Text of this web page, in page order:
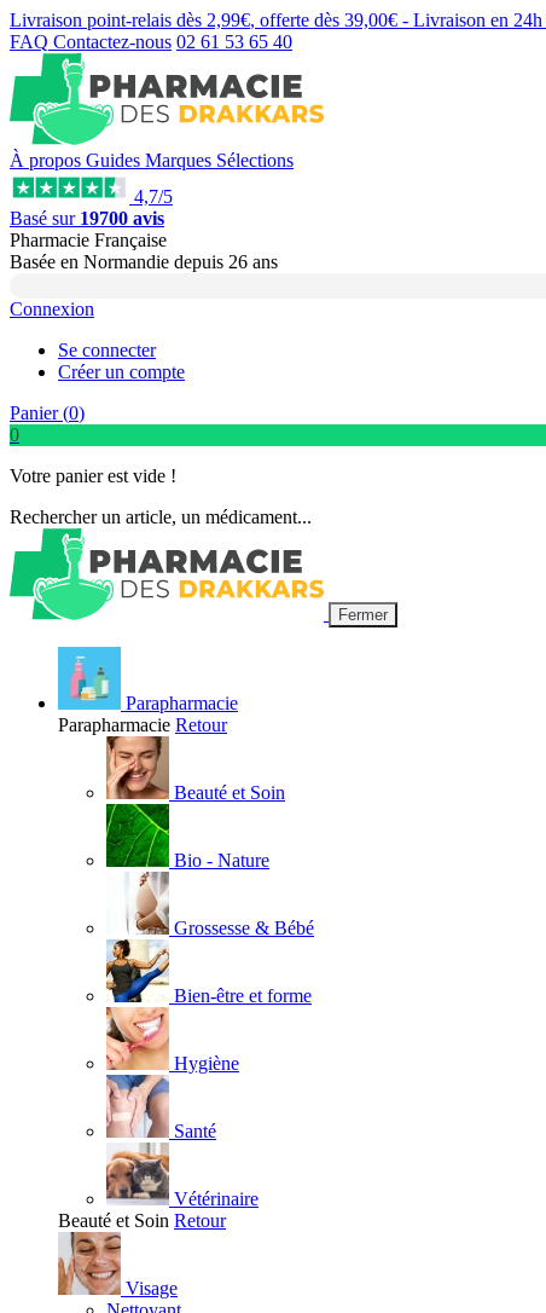
Livraison point-relais dès 2,99€, offerte dès 39,00€ - Livraison en 24h
FAQ Contactez-nous 02 61 53 65 40
À propos Guides Marques Sélections
4,7/5
Basé sur 19700 avis
Pharmacie Française
Basée en Normandie depuis 26 ans
Connexion
Se connecter
Créer un compte
Panier (0)
0
Votre panier est vide !
Rechercher un article, un médicament...
Fermer
Parapharmacie
Parapharmacie Retour
Beauté et Soin
Bio - Nature
Grossesse & Bébé
Bien-être et forme
Hygiène
Santé
Vétérinaire
Beauté et Soin Retour
Visage